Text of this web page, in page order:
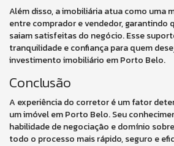
Além disso, a imobiliária atua como uma
entre comprador e vendedor, garantindo
saiam satisfeitas do negócio. Esse
tranquilidade e confiança para quem
investimento imobiliário em Porto Belo.
Conclusão
A experiência do corretor é um fator
um imóvel em Porto Belo. Seu
habilidade de negociação e domínio
todo o processo mais rápido, seguro e